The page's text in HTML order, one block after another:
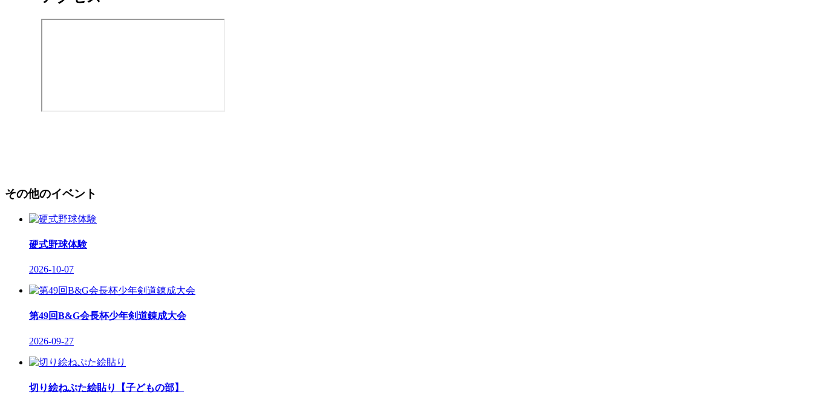
その他のイベント
硬式野球体験
2026-10-07
第49回B&G会長杯少年剣道錬成大会
2026-09-27
切り絵ねぷた絵貼り【子どもの部】